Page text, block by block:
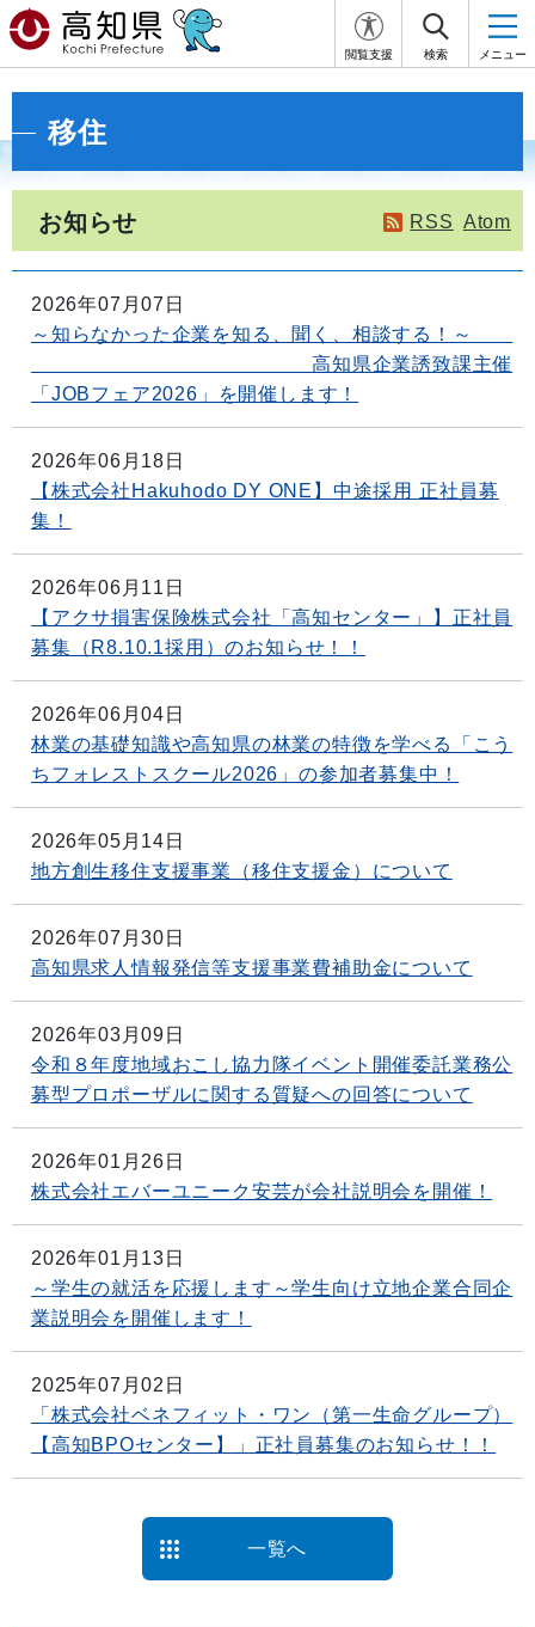
閲覧支援 検索 メニュー
移住
お知らせ RSS Atom
2026年07月07日
～知らなかった企業を知る、聞く、相談する！～
高知県企業誘致課主催
「JOBフェア2026」を開催します！
2026年06月18日
【株式会社Hakuhodo DY ONE】中途採用 正社員募
集！
2026年06月11日
【アクサ損害保険株式会社「高知センター」】正社員
募集（R8.10.1採用）のお知らせ！！
2026年06月04日
林業の基礎知識や高知県の林業の特徴を学べる「こう
ちフォレストスクール2026」の参加者募集中！
2026年05月14日
地方創生移住支援事業（移住支援金）について
2026年07月30日
高知県求人情報発信等支援事業費補助金について
2026年03月09日
令和８年度地域おこし協力隊イベント開催委託業務公
募型プロポーザルに関する質疑への回答について
2026年01月26日
株式会社エバーユニーク安芸が会社説明会を開催！
2026年01月13日
～学生の就活を応援します～学生向け立地企業合同企
業説明会を開催します！
2025年07月02日
「株式会社ベネフィット・ワン（第一生命グループ）
【高知BPOセンター】」正社員募集のお知らせ！！
一覧へ